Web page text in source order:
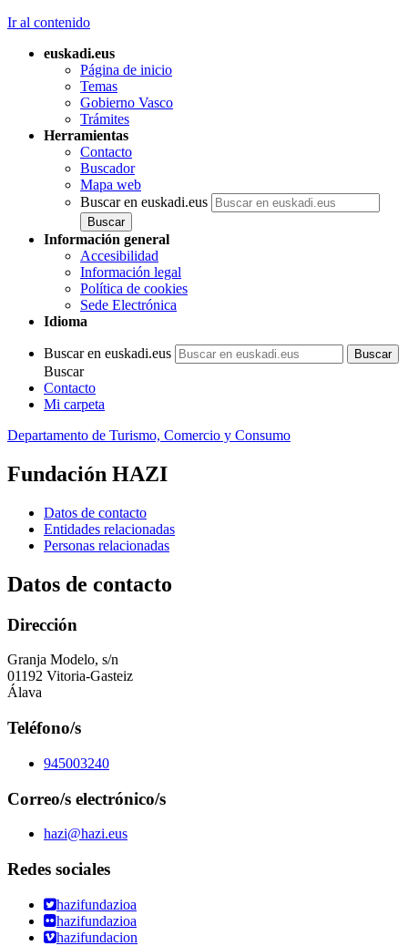
Ir al contenido
euskadi.eus
Página de inicio
Temas
Gobierno Vasco
Trámites
Herramientas
Contacto
Buscador
Mapa web
Buscar en euskadi.eus
Información general
Accesibilidad
Información legal
Política de cookies
Sede Electrónica
Idioma
Buscar en euskadi.eus
Buscar
Contacto
Mi carpeta
Departamento de Turismo, Comercio y Consumo
Fundación HAZI
Datos de contacto
Entidades relacionadas
Personas relacionadas
Datos de contacto
Dirección
Granja Modelo, s/n
01192 Vitoria-Gasteiz
Álava
Teléfono/s
945003240
Correo/s electrónico/s
hazi@hazi.eus
Redes sociales
hazifundazioa
hazifundazioa
hazifundacion